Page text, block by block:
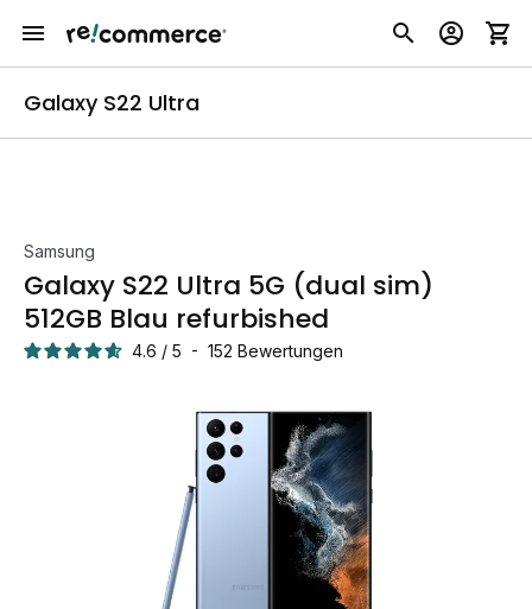
Galaxy S22 Ultra
Samsung
Galaxy S22 Ultra 5G (dual sim)
512GB Blau refurbished
4.6 / 5 - 152 Bewertungen